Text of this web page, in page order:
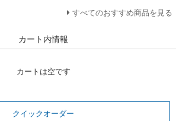
すべてのおすすめ商品を見る
カート内情報
カートは空です
クイックオーダー